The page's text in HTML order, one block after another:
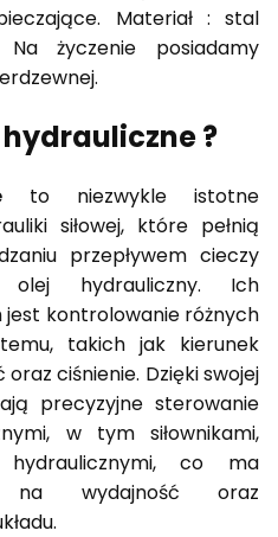
Materiał : stal
życzenie posiadamy
?
to niezwykle istotne
siłowej, które pełnią
przepływem cieczy
hydrauliczny. Ich
kontrolowanie różnych
takich jak kierunek
ciśnienie. Dzięki swojej
precyzyjne sterowanie
w tym siłownikami,
co ma
na wydajność oraz